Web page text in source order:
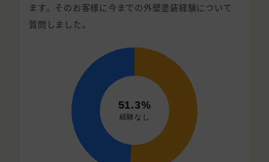
ます。そのお客様に今までの外壁塗装経験について
質問しました。